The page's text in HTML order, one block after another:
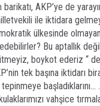
AKP’ye de
ile iktidara
ülkesinde
Bu aptallık
boykot ederiz “
tek başına iktidarı
vahşice